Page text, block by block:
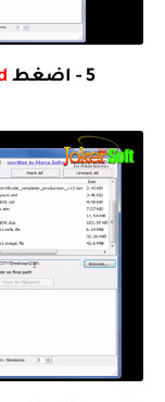
5 - اضغط